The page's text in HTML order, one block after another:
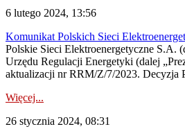
6 lutego 2024, 13:56
Komunikat Polskich Sieci
Polskie Sieci Elektroenergetyczne S.A.
Urzędu Regulacji Energetyki (dalej
aktualizacji nr RRM/Z/7/2023. Decyzja
Więcej...
26 stycznia 2024, 08:31